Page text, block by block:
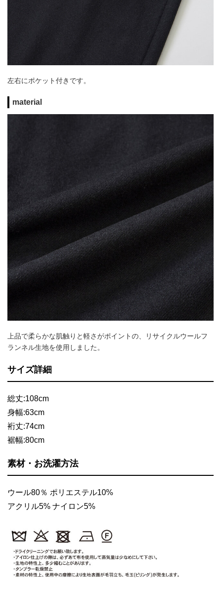
左右にポケット付きです。
material
上品で柔らかな肌触りと軽さがポイントの、リサイクルウールフ
ランネル生地を使用しました。
サイズ詳細
総丈:108cm
身幅:63cm
裄丈:74cm
裾幅:80cm
素材・お洗濯方法
ウール80％ ポリエステル10%
アクリル5% ナイロン5%